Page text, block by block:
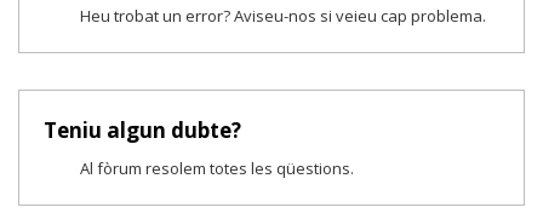
Heu trobat un error? Aviseu-nos si veieu cap problema.
Teniu algun dubte?
Al fòrum resolem totes les qüestions.